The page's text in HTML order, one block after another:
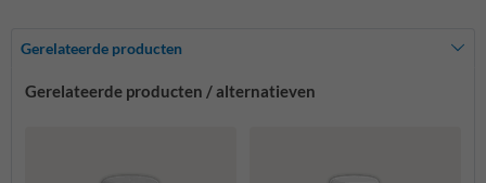
Gerelateerde producten
Gerelateerde producten / alternatieven